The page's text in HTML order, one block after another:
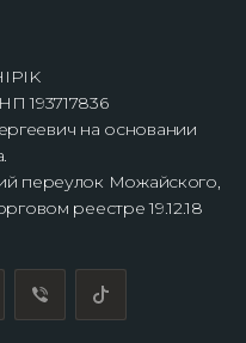
193717836
на основании
переулок Можайского,
реестре 19.12.18